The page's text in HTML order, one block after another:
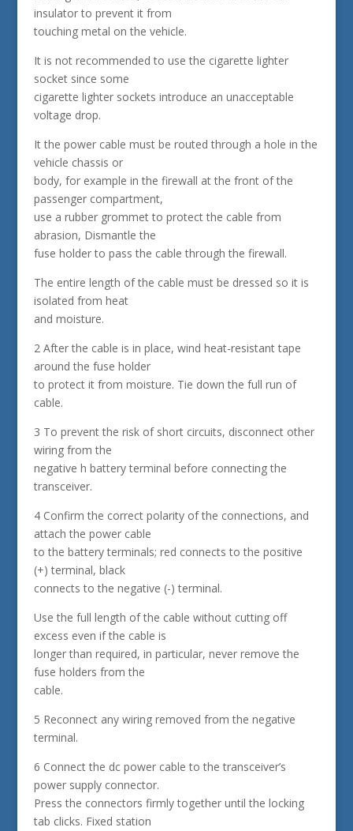
insulator to prevent it from
touching metal on the vehicle.
It is not recommended to use the cigarette lighter
socket since some
cigarette lighter sockets introduce an unacceptable
voltage drop.
It the power cable must be routed through a hole in the
vehicle chassis or
body, for example in the firewall at the front of the
passenger compartment,
use a rubber grommet to protect the cable from
abrasion, Dismantle the
fuse holder to pass the cable through the firewall.
The entire length of the cable must be dressed so it is
isolated from heat
and moisture.
2 After the cable is in place, wind heat-resistant tape
around the fuse holder
to protect it from moisture. Tie down the full run of
cable.
3 To prevent the risk of short circuits, disconnect other
wiring from the
negative h battery terminal before connecting the
transceiver.
4 Confirm the correct polarity of the connections, and
attach the power cable
to the battery terminals; red connects to the positive
(+) terminal, black
connects to the negative (-) terminal.
Use the full length of the cable without cutting off
excess even if the cable is
longer than required, in particular, never remove the
fuse holders from the
cable.
5 Reconnect any wiring removed from the negative
terminal.
6 Connect the dc power cable to the transceiver’s
power supply connector.
Press the connectors firmly together until the locking
tab clicks. Fixed station